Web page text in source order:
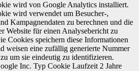
wird von Google Analytics installiert.
wird verwendet um Besucher-,
Kampagnendaten zu berechnen und die
Website für einen Analysebericht zu
Cookies speichern diese Informationen
weisen eine zufällig generierte Nummer
um sie eindeutig zu identifizieren.
Inc. Typ Cookie Laufzeit 2 Jahre